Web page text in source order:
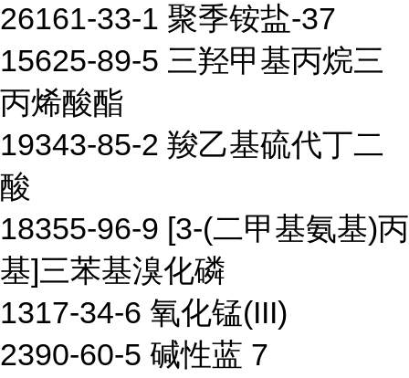
26161-33-1 聚季铵盐-37
15625-89-5 三羟甲基丙烷三
丙烯酸酯
19343-85-2 羧乙基硫代丁二
酸
18355-96-9 [3-(二甲基氨基)丙
基]三苯基溴化磷
1317-34-6 氧化锰(III)
2390-60-5 碱性蓝 7